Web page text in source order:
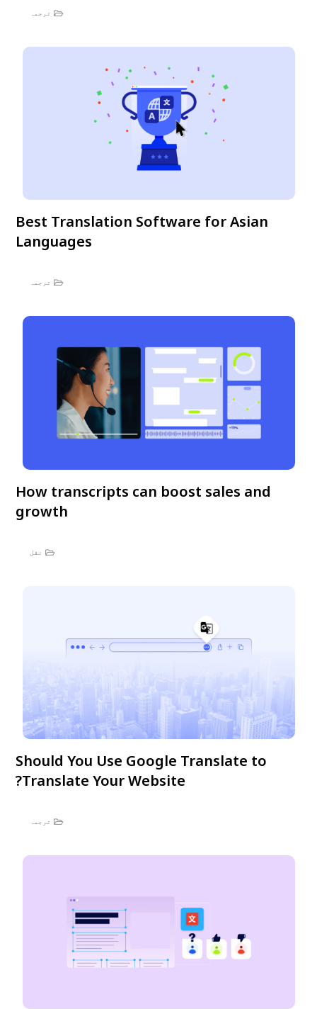
ترجمہ
Best Translation Software for Asian
Languages
ترجمہ
How transcripts can boost sales and
growth
نقل
Should You Use Google Translate to
Translate Your Website?
ترجمہ